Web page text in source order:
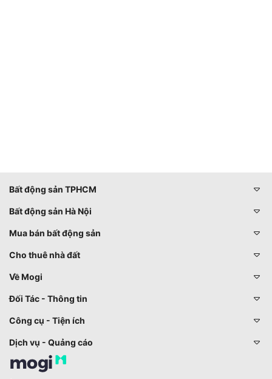
Bất động sản TPHCM
Bất động sản Hà Nội
Mua bán bất động sản
Cho thuê nhà đất
Về Mogi
Đối Tác - Thông tin
Công cụ - Tiện ích
Dịch vụ - Quảng cáo